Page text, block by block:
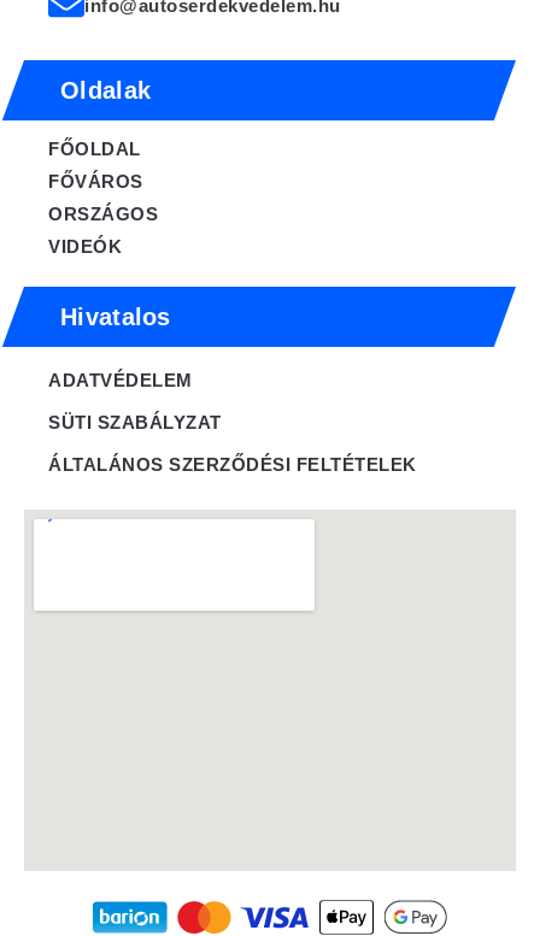
info@autoserdekvedelem.hu
FŐOLDAL
FŐVÁROS
ORSZÁGOS
VIDEÓK
Oldalak
ADATVÉDELEM
SÜTI SZABÁLYZAT
ÁLTALÁNOS SZERZŐDÉSI FELTÉTELEK
Hivatalos